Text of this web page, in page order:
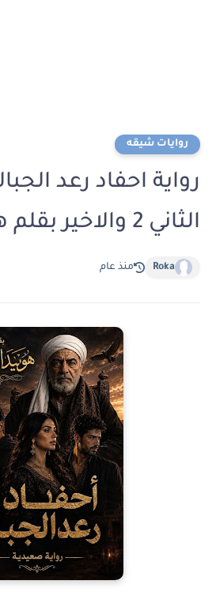
روايات شيقه
رواية احفاد رعد
الثاني 2 والاخير بقلم هويدا زغلول
Roka منذ عام